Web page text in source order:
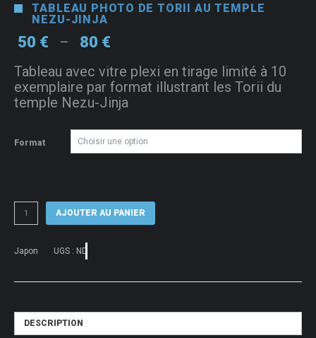
TABLEAU PHOTO DE TORII AU TEMPLE
NEZU-JINJA
50 € – 80 €
prix :
50 €
à
Tableau avec vitre plexi en tirage limité à 10
exemplaire par format illustrant les Torii du
temple Nezu-Jinja
Format
de
Jinja
AJOUTER AU PANIER
Japon UGS : ND
DESCRIPTION